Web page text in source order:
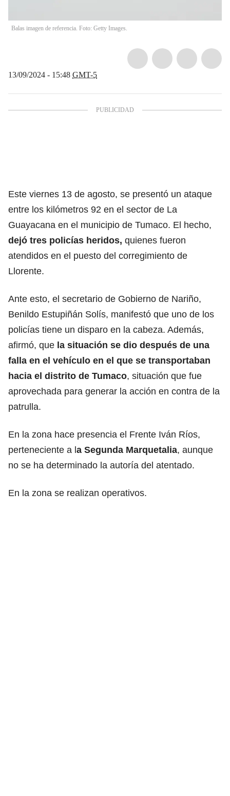
Balas imagen de referencia. Foto: Getty Images.
13/09/2024 - 15:48 GMT-5
Este viernes 13 de agosto, se presentó un ataque
entre los kilómetros 92 en el sector de La
Guayacana en el municipio de Tumaco. El hecho,
dejó tres policías heridos, quienes fueron
atendidos en el puesto del corregimiento de
Llorente.
Ante esto, el secretario de Gobierno de Nariño,
Benildo Estupiñán Solís, manifestó que uno de los
policías tiene un disparo en la cabeza. Además,
afirmó, que la situación se dio después de una
falla en el vehículo en el que se transportaban
hacia el distrito de Tumaco, situación que fue
aprovechada para generar la acción en contra de la
patrulla.
En la zona hace presencia el Frente Iván Ríos,
perteneciente a la Segunda Marquetalia, aunque
no se ha determinado la autoría del atentado.
En la zona se realizan operativos.